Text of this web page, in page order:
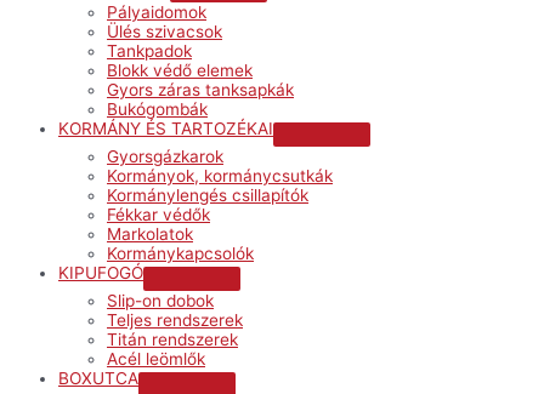
Pályaidomok
Ülés szivacsok
Tankpadok
Blokk védő elemek
Gyors záras tanksapkák
Bukógombák
KORMÁNY ÉS TARTOZÉKAI
Gyorsgázkarok
Kormányok, kormánycsutkák
Kormánylengés csillapítók
Fékkar védők
Markolatok
Kormánykapcsolók
KIPUFOGÓ
Toggle
Slip-on dobok
Teljes rendszerek
Titán rendszerek
Acél leömlők
BOXUTCA